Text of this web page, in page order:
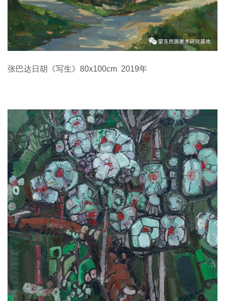
张巴达日胡《写生》80x100cm 2019年